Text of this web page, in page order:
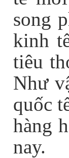
song
kinh
tiêu
Như
quốc
hàng
nay.